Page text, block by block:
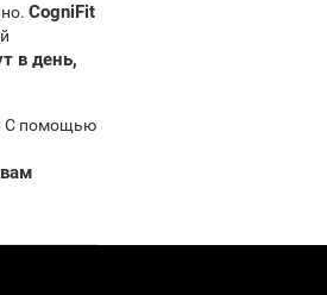
CogniFit
в день,
С помощью